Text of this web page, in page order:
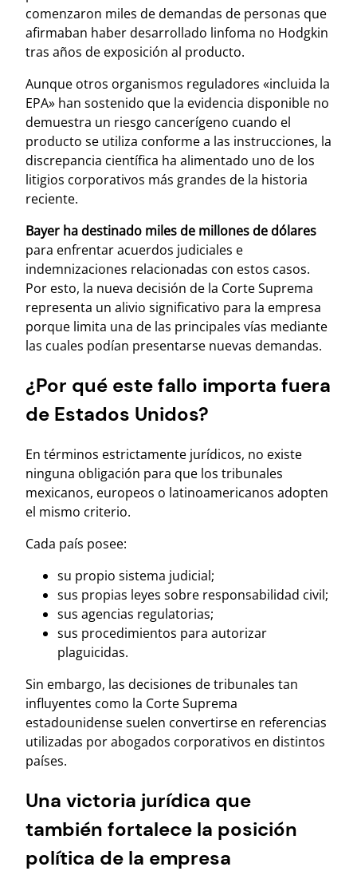
comenzaron miles de demandas de personas que
afirmaban haber desarrollado linfoma no Hodgkin
tras años de exposición al producto.
Aunque otros organismos reguladores «incluida la
EPA» han sostenido que la evidencia disponible no
demuestra un riesgo cancerígeno cuando el
producto se utiliza conforme a las instrucciones, la
discrepancia científica ha alimentado uno de los
litigios corporativos más grandes de la historia
reciente.
Bayer ha destinado miles de millones de dólares
para enfrentar acuerdos judiciales e
indemnizaciones relacionadas con estos casos.
Por esto, la nueva decisión de la Corte Suprema
representa un alivio significativo para la empresa
porque limita una de las principales vías mediante
las cuales podían presentarse nuevas demandas.
¿Por qué este fallo importa fuera
de Estados Unidos?
En términos estrictamente jurídicos, no existe
ninguna obligación para que los tribunales
mexicanos, europeos o latinoamericanos adopten
el mismo criterio.
Cada país posee:
su propio sistema judicial;
sus propias leyes sobre responsabilidad civil;
sus agencias regulatorias;
sus procedimientos para autorizar
plaguicidas.
Sin embargo, las decisiones de tribunales tan
influyentes como la Corte Suprema
estadounidense suelen convertirse en referencias
utilizadas por abogados corporativos en distintos
países.
Una victoria jurídica que
también fortalece la posición
política de la empresa